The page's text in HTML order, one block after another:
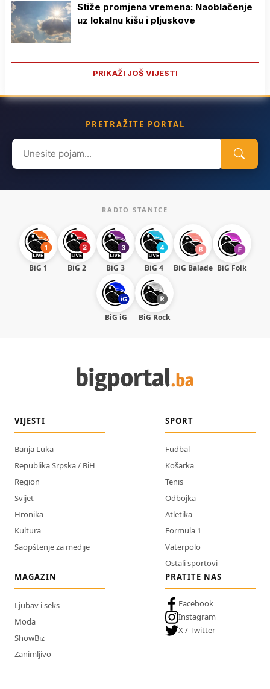
Stiže promjena vremena: Naoblačenje
uz lokalnu kišu i pljuskove
PRIKAŽI JOŠ VIJESTI
PRETRAŽITE PORTAL
Search
for:
RADIO STANICE
BiG 1 BiG 2 BiG 3 BiG 4 BiG Balade BiG Folk
BiG iG BiG Rock
VIJESTI
Banja Luka
Republika Srpska / BiH
Region
Svijet
Hronika
Kultura
Saopštenje za medije
SPORT
Fudbal
Košarka
Tenis
Odbojka
Atletika
Formula 1
Vaterpolo
Ostali sportovi
MAGAZIN
Ljubav i seks
Moda
ShowBiz
Zanimljivo
PRATITE NAS
Facebook
Instagram
X / Twitter